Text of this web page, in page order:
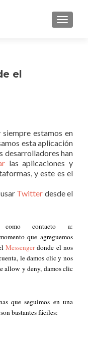
el
estamos en
esta aplicación
desarrolladores han
las aplicaciones y
y este es el
Twitter desde el
como contacto a:
que agreguemos
Messengerdonde el nos
le damos clic y nos
allow y deny, damos clic
que seguimos en una
bastantes fáciles: